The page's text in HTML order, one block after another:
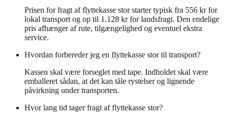
Prisen for fragt af flyttekasse stor starter typisk fra 556 kr for
lokal transport og op til 1.128 kr for landsfragt. Den endelige
pris afhænger af rute, tilgængelighed og eventuel ekstra
service.
Hvordan forbereder jeg en flyttekasse stor til transport?
Kassen skal være forseglet med tape. Indholdet skal være
emballeret sådan, at det kan tåle rystelser og lignende
påvirkning under transporten.
Hvor lang tid tager fragt af flyttekasse stor?